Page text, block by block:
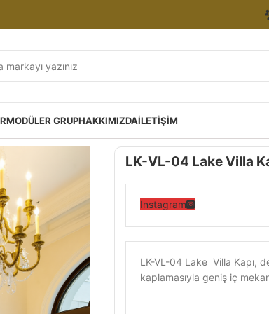
MODÜLER GRUPHAKKIMIZDAİLETIŞIM
LK-VL-04 Lake Villa
Instagram
LK-VL-04 Lake Villa Kapı,
kaplamasıyla geniş iç